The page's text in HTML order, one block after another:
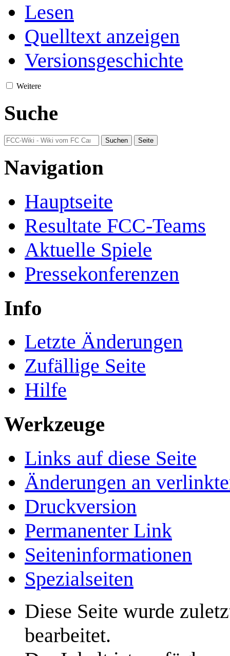
Lesen
Quelltext anzeigen
Versionsgeschichte
Weitere
Suche
Navigation
Hauptseite
Resultate FCC-Teams
Aktuelle Spiele
Pressekonferenzen
Info
Letzte Änderungen
Zufällige Seite
Hilfe
Werkzeuge
Links auf diese Seite
Änderungen an
Druckversion
Permanenter Link
Seiten­­informationen
Spezialseiten
Diese Seite wurde
bearbeitet.